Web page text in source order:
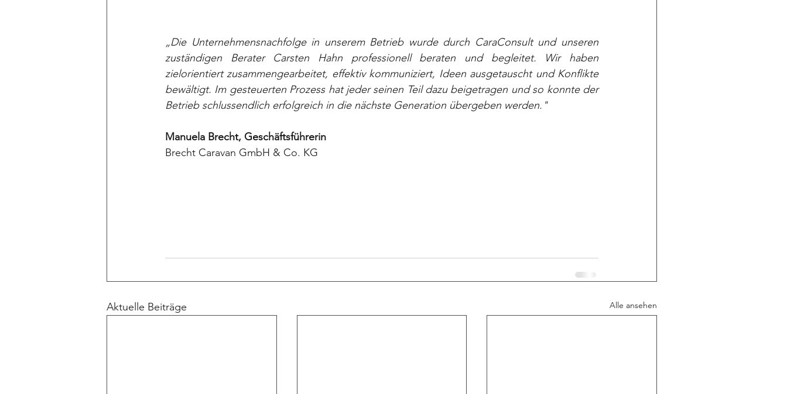
„Die Unternehmensnachfolge in unserem Betrieb wurde durch CaraConsult und unseren
zuständigen Berater Carsten Hahn professionell beraten und begleitet. Wir haben
zielorientiert zusammengearbeitet, effektiv kommuniziert, Ideen ausgetauscht und Konflikte
bewältigt. Im gesteuerten Prozess hat jeder seinen Teil dazu beigetragen und so konnte der
Betrieb schlussendlich erfolgreich in die nächste Generation übergeben werden."
Manuela Brecht, Geschäftsführerin
Brecht Caravan GmbH & Co. KG
Aktuelle Beiträge Alle ansehen